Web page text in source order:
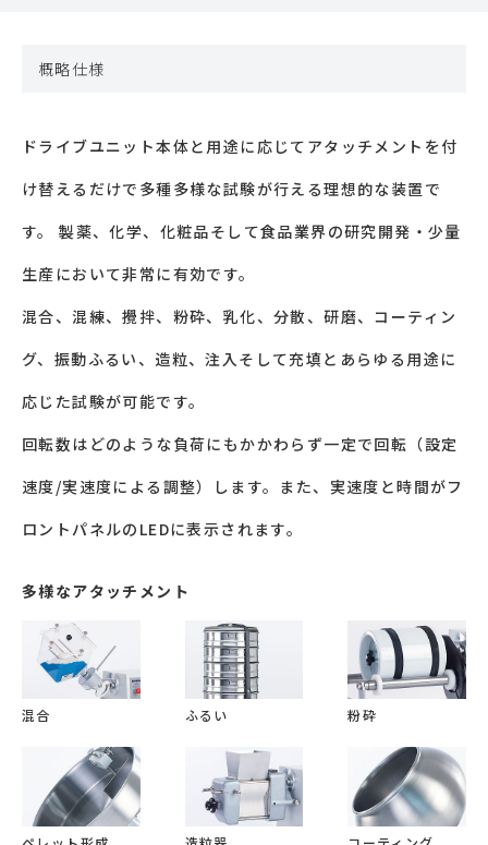
概略仕様
ドライブユニット本体と用途に応じてアタッチメントを付
け替えるだけで多種多様な試験が行える理想的な装置で
す。 製薬、化学、化粧品そして食品業界の研究開発・少量
生産において非常に有効です。
混合、混練、攪拌、粉砕、乳化、分散、研磨、コーティン
グ、振動ふるい、造粒、注入そして充填とあらゆる用途に
応じた試験が可能です。
回転数はどのような負荷にもかかわらず一定で回転（設定
速度/実速度による調整）します。また、実速度と時間がフ
ロントパネルのLEDに表示されます。
多様なアタッチメント
混合 ふるい 粉砕